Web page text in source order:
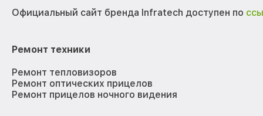
Официальный сайт бренда Infratech доступен по
Ремонт техники
Ремонт тепловизоров
Ремонт оптических прицелов
Ремонт прицелов ночного видения